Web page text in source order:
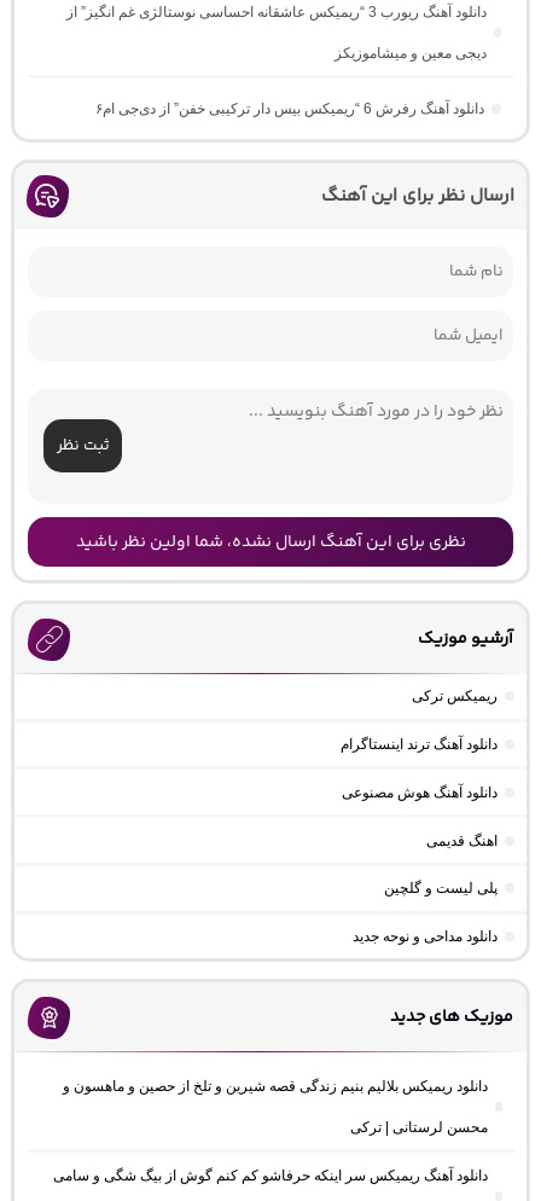
دانلود آهنگ ریورب 3 “ریمیکس عاشقانه احساسی نوستالژی غم انگیز” از
دیجی معین و میشاموزیکز
دانلود آهنگ رفرش 6 “ریمیکس بیس دار ترکیبی خفن” از دی‌جی ام۶
ارسال نظر برای این آهنگ
ثبت نظر
نظری برای این آهنگ ارسال نشده، شما اولین نظر باشید
آرشیو موزیک
ریمیکس ترکی
دانلود آهنگ ترند اینستاگرام
دانلود آهنگ هوش مصنوعی
اهنگ قدیمی
پلی لیست و گلچین
دانلود مداحی و نوحه جدید
موزیک های جدید
دانلود ریمیکس بلالیم بنیم زندگی قصه شیرین و تلخ از حصین و ماهسون و
محسن لرستانی | ترکی
دانلود آهنگ ریمیکس سر اینکه حرفاشو کم کنم گوش از بیگ شگی و سامی